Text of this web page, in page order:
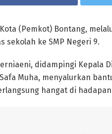
(Pemkot) Bontang,
sekolah ke SMP Negeri 9.
didampingi Kepala
Muha, menyalurkan
hangat di